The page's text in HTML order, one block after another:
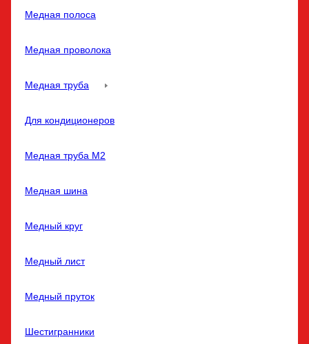
Медная полоса
Медная проволока
Медная труба
Для кондиционеров
Медная труба M2
Медная шина
Медный круг
Медный лист
Медный пруток
Шестигранники